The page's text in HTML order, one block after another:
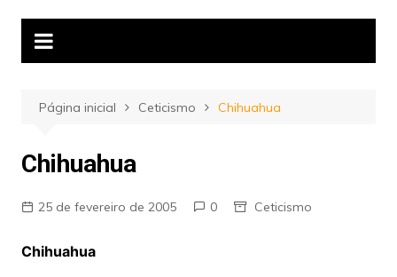
Página inicial Ceticismo Chihuahua
Chihuahua
25 de fevereiro de 2005 0 Ceticismo
Chihuahua